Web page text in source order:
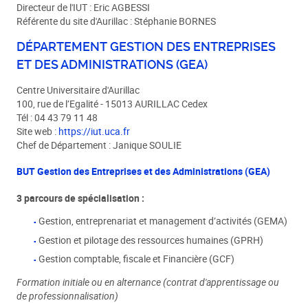
Directeur de l'IUT : Eric AGBESSI
Référente du site d'Aurillac : Stéphanie BORNES
DÉPARTEMENT GESTION DES ENTREPRISES
ET DES ADMINISTRATIONS (GEA)
Centre Universitaire d'Aurillac
100, rue de l’Egalité - 15013 AURILLAC Cedex
Tél : 04 43 79 11 48
Site web : https://iut.uca.fr
Chef de Département : Janique SOULIE
BUT Gestion des Entreprises et des Administrations (GEA)
3 parcours de spécialisation :
Gestion, entreprenariat et management d’activités (GEMA)
Gestion et pilotage des ressources humaines (GPRH)
Gestion comptable, fiscale et Financière (GCF)
Formation initiale ou en alternance (contrat d'apprentissage ou
de professionnalisation)